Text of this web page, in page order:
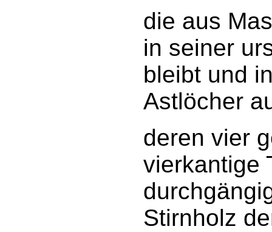
die aus
in seiner
bleibt und
Astlöcher
deren vier
vierkantige
Stirnholz